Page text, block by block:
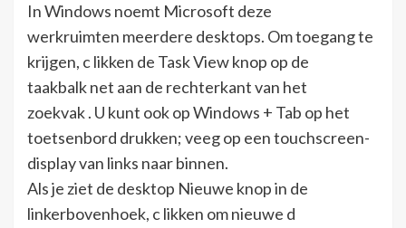
In Windows noemt Microsoft deze
werkruimten meerdere desktops. Om toegang te
krijgen, c likken de Task View knop op de
taakbalk net aan de rechterkant van het
zoekvak . U kunt ook op Windows + Tab op het
toetsenbord drukken; veeg op een touchscreen-
display van links naar binnen.
Als je ziet de desktop Nieuwe knop in de
linkerbovenhoek, c likken om nieuwe d